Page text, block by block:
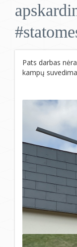
Pats darbas
kampų